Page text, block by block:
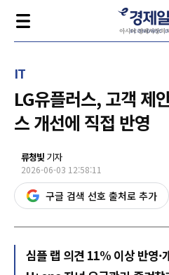
IT
LG유플러스, 고객 제
스 개선에 직접 반영
류청빛 기자
2026-06-03 12:58:11
구글 검색 선호 출처로 추가
심플 랩 의견 11% 이상 반영·